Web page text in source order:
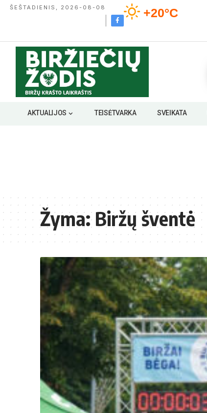
ŠEŠTADIENIS, 2026-08-08 +20°C
AKTUALIJOS TEISĖTVARKA SVEIKATA
Žyma:Biržų šventė